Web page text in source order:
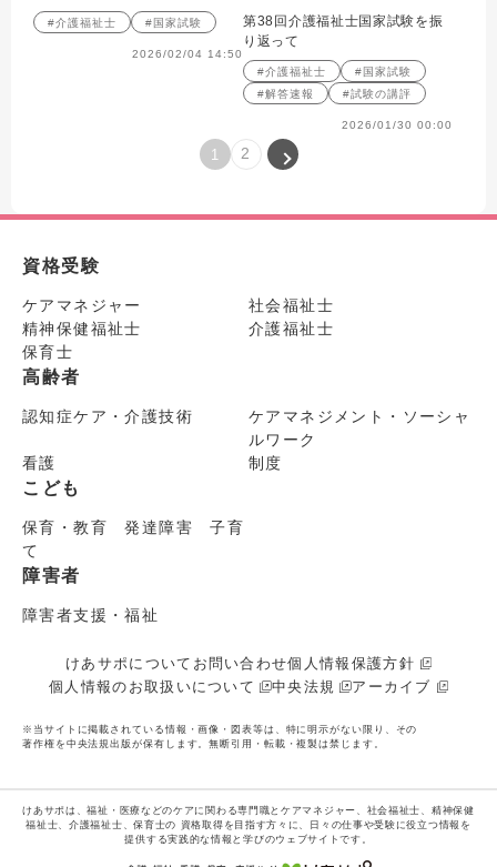
#介護福祉士 #国家試験
2026/02/04 14:50
ト・Cパート）～パート合格
がスタートしました
第38回介護福祉士国家試験を振
り返って
#介護福祉士
#国家試験
#解答速報
#試験の講評
2026/01/30 00:00
1 2
資格受験
ケアマネジャー
社会福祉士
精神保健福祉士
介護福祉士
保育士
高齢者
認知症ケア・介護技術
ケアマネジメント・ソーシャ
ルワーク
看護
制度
こども
保育・教育 発達障害 子育
て
障害者
障害者支援・福祉
けあサポについて お問い合わせ個人情報保護方針
個人情報のお取扱いについて
中央法規 アーカイブ
※当サイトに掲載されている情報・画像・図表等は、特に明示がない限り、その
著作権を中央法規出版が保有します。無断引用・転載・複製は禁じます。
けあサポは、福祉・医療などのケアに関わる専門職とケアマネジャー、社会福祉士、精神保健
福祉士、介護福祉士、保育士の 資格取得を目指す方々に、日々の仕事や受験に役立つ情報を
提供する実践的な情報と学びのウェブサイトです。